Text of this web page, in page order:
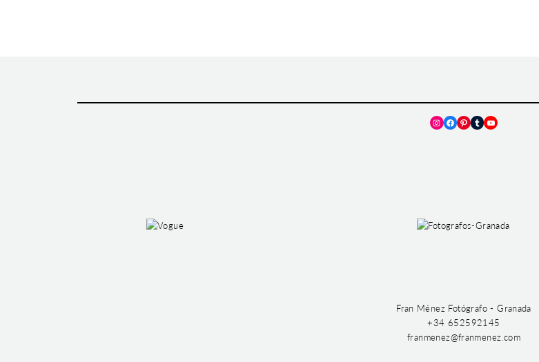
Instagram
Facebook
Pinterest
TumblrYouTube
Fran Ménez Fotógrafo - Granada
+34 652592145
franmenez@franmenez.com